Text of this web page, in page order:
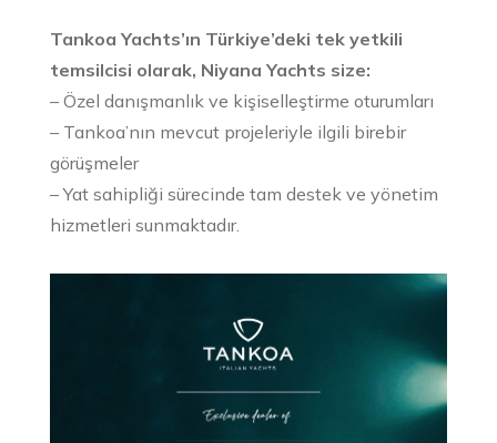
Tankoa Yachts’ın Türkiye’deki tek yetkili
temsilcisi olarak, Niyana Yachts size:
– Özel danışmanlık ve kişiselleştirme oturumları
– Tankoa’nın mevcut projeleriyle ilgili birebir
görüşmeler
– Yat sahipliği sürecinde tam destek ve yönetim
hizmetleri sunmaktadır.